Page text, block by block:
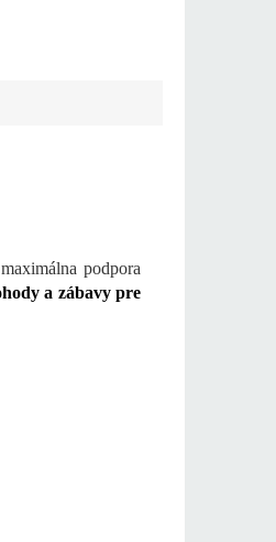
podpora
a zábavy pre